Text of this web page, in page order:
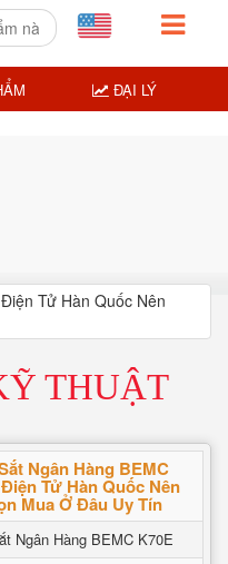
THUẬT
Ngân Hàng BEMC
Tử Hàn Quốc Nên
Mua Ở Đâu Uy Tín
Ngân Hàng BEMC K70E
ĐẠI LÝ